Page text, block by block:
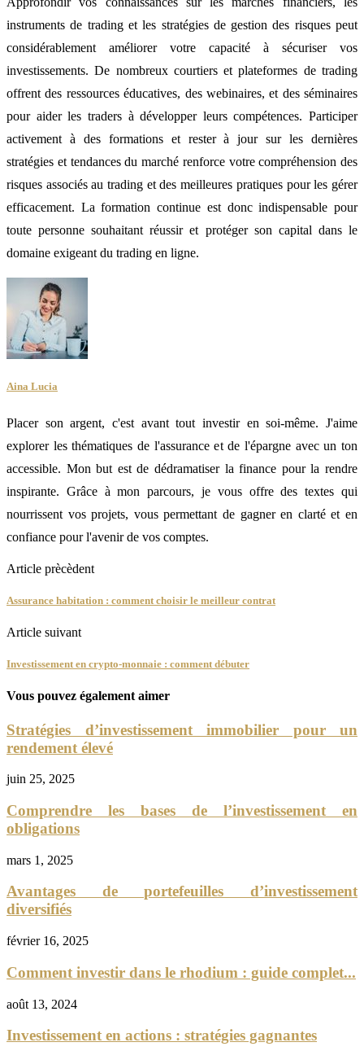
instruments de trading et les stratégies de gestion des risques peut
considérablement améliorer votre capacité à sécuriser vos
investissements. De nombreux courtiers et plateformes de trading
offrent des ressources éducatives, des webinaires, et des séminaires
pour aider les traders à développer leurs compétences. Participer
activement à des formations et rester à jour sur les dernières
stratégies et tendances du marché renforce votre compréhension des
risques associés au trading et des meilleures pratiques pour les gérer
efficacement. La formation continue est donc indispensable pour
toute personne souhaitant réussir et protéger son capital dans le
domaine exigeant du trading en ligne.
Aina Lucia
Placer son argent, c'est avant tout investir en soi-même. J'aime
explorer les thématiques de l'assurance et de l'épargne avec un ton
accessible. Mon but est de dédramatiser la finance pour la rendre
inspirante. Grâce à mon parcours, je vous offre des textes qui
nourrissent vos projets, vous permettant de gagner en clarté et en
confiance pour l'avenir de vos comptes.
Article prècèdent
Assurance habitation : comment choisir le meilleur contrat
Article suivant
Investissement en crypto-monnaie : comment débuter
Vous pouvez également aimer
Stratégies d’investissement immobilier pour un
rendement élevé
juin 25, 2025
Comprendre les bases de l’investissement en
obligations
mars 1, 2025
Avantages de portefeuilles d’investissement
diversifiés
février 16, 2025
Comment investir dans le rhodium : guide complet...
août 13, 2024
Investissement en actions : stratégies gagnantes